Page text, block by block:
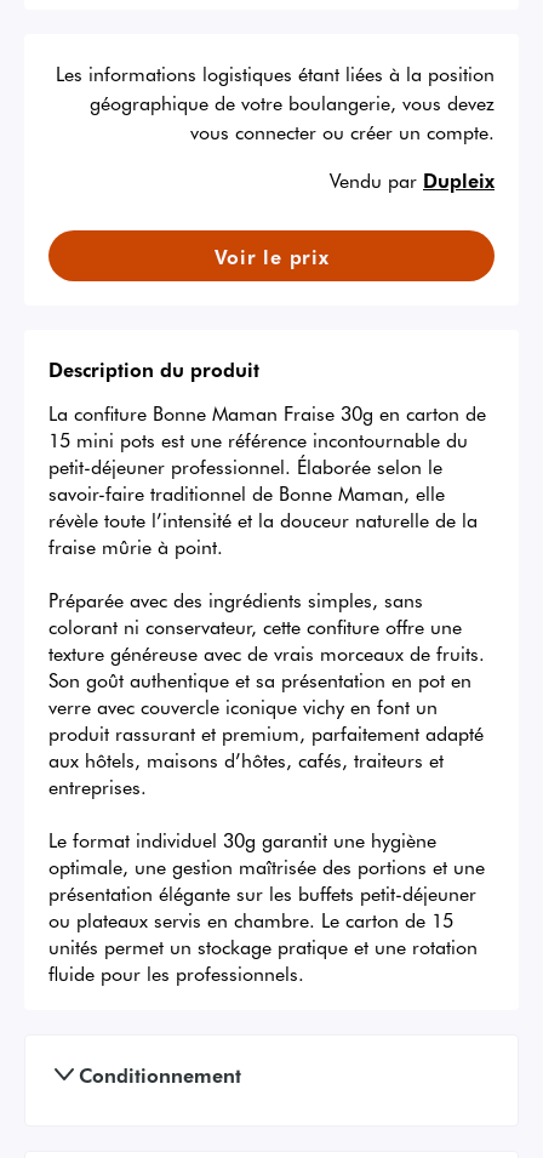
Les informations logistiques étant liées à la position
géographique de votre boulangerie, vous devez
vous connecter ou créer un compte.
Vendu par Dupleix
Voir le prix
Description du produit
La confiture Bonne Maman Fraise 30g en carton de
15 mini pots est une référence incontournable du
petit-déjeuner professionnel. Élaborée selon le
savoir-faire traditionnel de Bonne Maman, elle
révèle toute l’intensité et la douceur naturelle de la
fraise mûrie à point.
Préparée avec des ingrédients simples, sans
colorant ni conservateur, cette confiture offre une
texture généreuse avec de vrais morceaux de fruits.
Son goût authentique et sa présentation en pot en
verre avec couvercle iconique vichy en font un
produit rassurant et premium, parfaitement adapté
aux hôtels, maisons d’hôtes, cafés, traiteurs et
entreprises.
Le format individuel 30g garantit une hygiène
optimale, une gestion maîtrisée des portions et une
présentation élégante sur les buffets petit-déjeuner
ou plateaux servis en chambre. Le carton de 15
unités permet un stockage pratique et une rotation
fluide pour les professionnels.
Conditionnement